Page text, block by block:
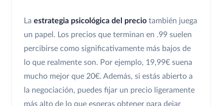
La estrategia psicológica del precio también juega
un papel. Los precios que terminan en .99 suelen
percibirse como significativamente más bajos de
lo que realmente son. Por ejemplo, 19,99€ suena
mucho mejor que 20€. Además, si estás abierto a
la negociación, puedes fijar un precio ligeramente
más alto de lo que esperas obtener para dejar